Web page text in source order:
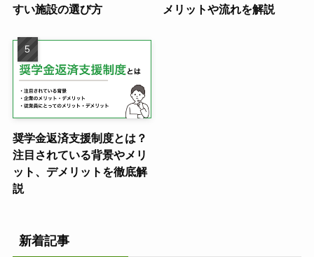
すい施設の選び方
メリットや流れを解説
奨学金返済支援制度とは？
注目されている背景やメリ
ット、デメリットを徹底解
説
新着記事